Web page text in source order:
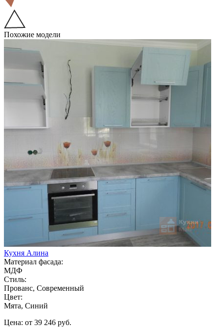
Похожие модели
Кухня Алина
Материал фасада:
МДФ
Стиль:
Прованс, Современный
Цвет:
Мята, Синий
Цена: от 39 246 руб.